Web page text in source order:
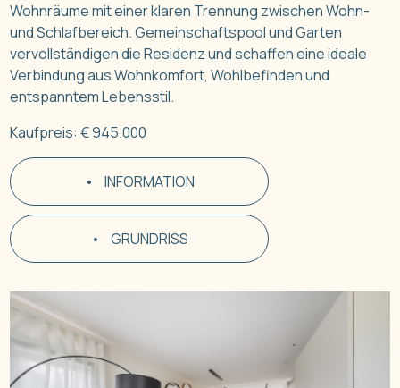
Wohnräume mit einer klaren Trennung zwischen Wohn-
und Schlafbereich. Gemeinschaftspool und Garten
vervollständigen die Residenz und schaffen eine ideale
Verbindung aus Wohnkomfort, Wohlbefinden und
entspanntem Lebensstil.
Kaufpreis: € 945.000
• INFORMATION
• GRUNDRISS